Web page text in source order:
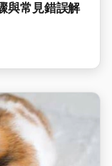
與常見錯誤解